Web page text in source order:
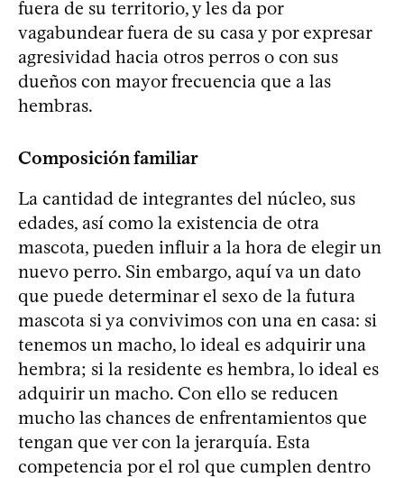
fuera de su territorio, y les da por
vagabundear fuera de su casa y por expresar
agresividad hacia otros perros o con sus
dueños con mayor frecuencia que a las
hembras.
Composición familiar
La cantidad de integrantes del núcleo, sus
edades, así como la existencia de otra
mascota, pueden influir a la hora de elegir un
nuevo perro. Sin embargo, aquí va un dato
que puede determinar el sexo de la futura
mascota si ya convivimos con una en casa: si
tenemos un macho, lo ideal es adquirir una
hembra; si la residente es hembra, lo ideal es
adquirir un macho. Con ello se reducen
mucho las chances de enfrentamientos que
tengan que ver con la jerarquía. Esta
competencia por el rol que cumplen dentro